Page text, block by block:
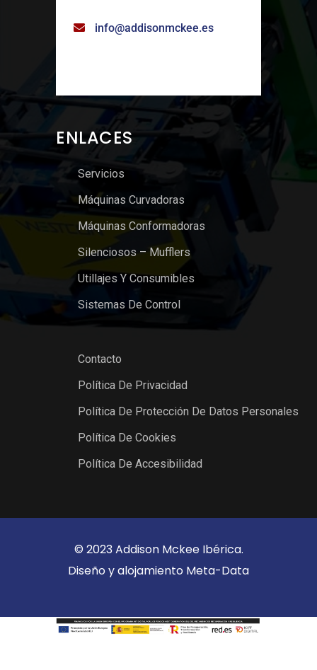
info@addisonmckee.es
ENLACES
Servicios
Máquinas Curvadoras
Máquinas Conformadoras
Silenciosos – Mufflers
Utillajes Y Consumibles
Sistemas De Control
Contacto
Política De Privacidad
Política De Protección De Datos Personales
Política De Cookies
Política De Accesibilidad
© 2023 Addison Mckee Ibérica.
Diseño y alojamiento Meta-Data